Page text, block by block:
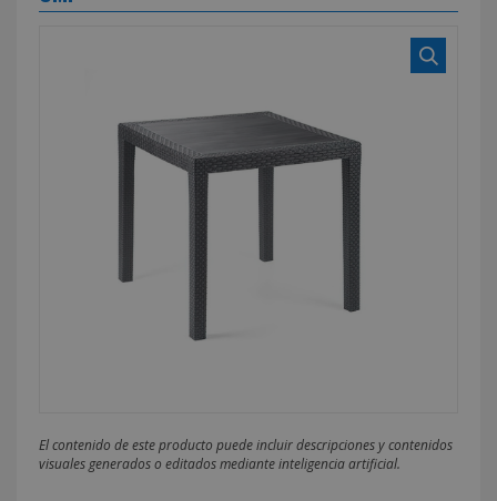
El contenido de este producto puede incluir descripciones y contenidos
visuales generados o editados mediante inteligencia artificial.